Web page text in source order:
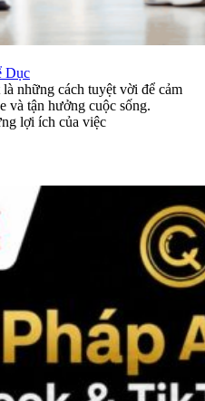
Dục
những cách tuyệt vời để cảm
và tận hưởng cuộc sống.
lợi ích của việc